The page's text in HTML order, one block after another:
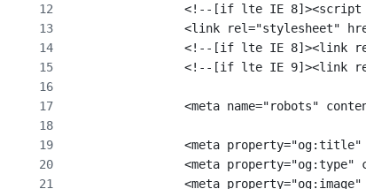
<!--[if lte IE
<link rel="stylesheet"
<!--[if lte IE 8]><link
<!--[if lte IE 9]><link
<meta name="robots"
<meta
<meta
<meta